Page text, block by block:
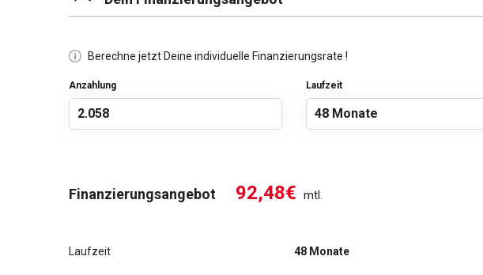
Berechne jetzt Deine individuelle Finanzierungsrate !
Anzahlung Laufzeit
Finanzierungsangebot 92,48€ mtl.
Laufzeit 48 Monate